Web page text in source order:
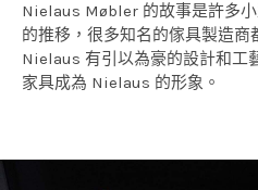
Nielaus Møbler 的故事是許多
的推移，很多知名的傢具製造
Nielaus 有引以為豪的設計和工
家具成為 Nielaus 的形象。